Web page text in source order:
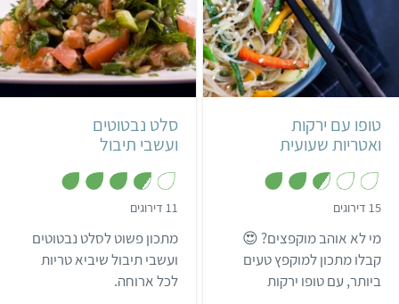
קל 40 דקות
4 מנות אסייתי
טופו עם ירקות
ואטריות שעועית
15 דירוגים
7
מ
ת
ו
מי לא אוהב מוקפצים? 😍
קבלו מתכון למוקפץ טעים
ביותר, עם טופו ירקות
קל 15 דקות
סלט נבטוטים
ועשבי תיבול
11 דירוגים
7
מ
ת
ו
מתכון פשוט לסלט נבטוטים
ועשבי תיבול שיביא טריות
לכל ארוחה.